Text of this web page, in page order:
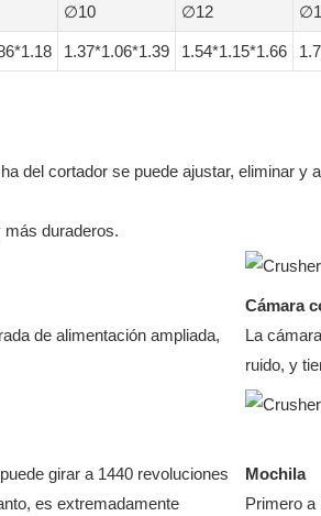
∅10 ∅12
1.37*1.06*1.39 1.54*1.15*1.66
del cortador se puede ajustar, eliminar y
más duraderos.
de alimentación ampliada,
Cámara
La
ruido, y
girar a 1440 revoluciones
es extremadamente
Mochila
Primero a